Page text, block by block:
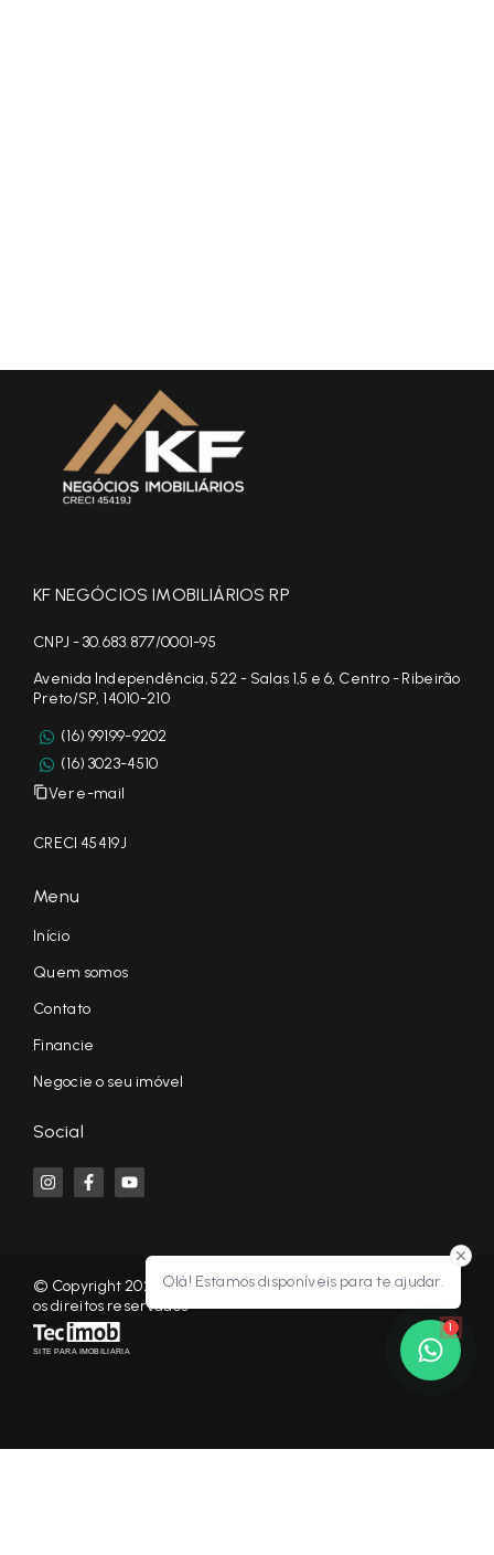
Olá! Estamos disponíveis para te ajudar.
1
KF NEGÓCIOS IMOBILIÁRIOS RP
CNPJ - 30.683.877/0001-95
Avenida Independência, 522 - Salas 1,5 e 6, Centro - Ribeirão
Preto/SP, 14010-210
(16) 99199-9202
(16) 3023-4510
Ver e-mail
CRECI 45419J
Menu
Início
Quem somos
Contato
Financie
Negocie o seu imóvel
Social
© Copyright 2026 - KF NEGÓCIOS IMOBILIÁRIOS RP - Todos
os direitos reservados
SITE PARA IMOBILIARIA